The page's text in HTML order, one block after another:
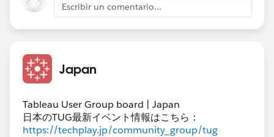
Escribir un comentario...
Japan
Tableau User Group board | Japan
日本のTUG最新イベント情報はこちら：
https://techplay.jp/community_group/tug